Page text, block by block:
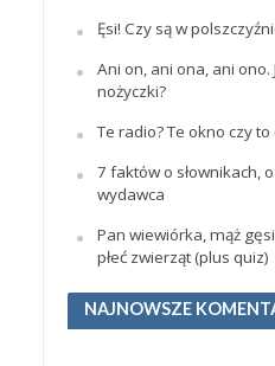
Ęsi! Czy są w
Ani on, ani ona, ani
nożyczki?
Te radio? Te okno czy
7 faktów o słownikach,
wydawca
Pan wiewiórka, mąż
płeć zwierząt (plus quiz)
NAJNOWSZE